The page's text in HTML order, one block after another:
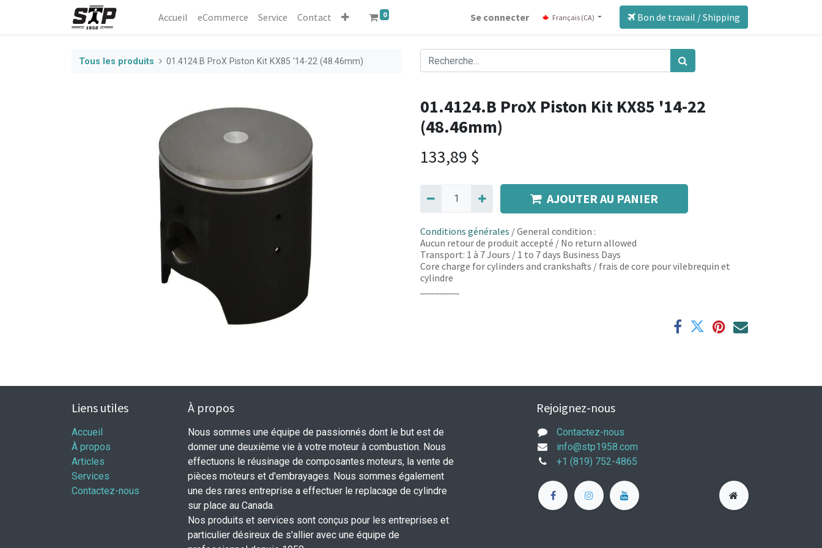
Accueil eCommerce​ Service Contact 0 Se connecter Français (CA) Bon de travail / Shipping
Tous les produits 01.4124.B ProX Piston Kit KX85 '14-22 (48.46mm)
01.4124.B ProX Piston Kit KX85 '14-22
(48.46mm)
133,89 $
AJOUTER AU PANIER
Conditions générales / General condition :
Aucun retour de produit accepté / No return allowed
Transport: 1 à 7 Jours / 1 to 7 days Business Days
Core charge for cylinders and crankshafts / frais de core pour vilebrequin et
cylindre
Liens utiles
Accueil
À propos
Articles
Services
Contactez-nous
À propos
Nous sommes une équipe de passionnés dont le but est de
donner une deuxième vie à votre moteur à combustion. Nous
effectuons le réusinage de composantes moteurs, la vente de
pièces moteurs et d'embrayages. Nous sommes également
une des rares entreprise a effectuer le replacage de cylindre
sur place au Canada.
Nos produits et services sont conçus pour les entreprises et
particulier désireux de s'allier avec une équipe de
Rejoignez-nous
Contactez-nous
info@stp1958.com
+1 (819) 752-4865